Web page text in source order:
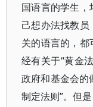
国语言的学生
己想办法找教
关的语言的，
经有关于“黄金
政府和基金会的
制定法则”。但